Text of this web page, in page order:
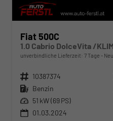
Fiat 500C
1.0 Cabrio DolceVita /
unverbindliche Lieferzeit: 7 Tage
Fahrzeugnr. 10387374
Kraftstoff Benzin
Leistung 51 kW (69 PS)
01.03.2024